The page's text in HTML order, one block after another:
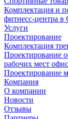
Комплектация и
фитнесс-центра в
Услуги
Проектирование
Комплектация
Проектирование
рабочих мест
Проектирование
Компания
О компании
Новости
Отзывы